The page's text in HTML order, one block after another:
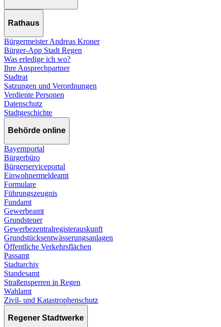
Rathaus
Bürgermeister Andreas Kroner
Bürger-App Stadt Regen
Was erledige ich wo?
Ihre Ansprechpartner
Stadtrat
Satzungen und Verordnungen
Verdiente Personen
Datenschutz
Stadtgeschichte
Behörde online
Bayernportal
Bürgerbüro
Bürgerserviceportal
Einwohnermeldeamt
Formulare
Führungszeugnis
Fundamt
Gewerbeamt
Grundsteuer
Gewerbezentralregisterauskunft
Grundstücksentwässerungsanlagen
Öffentliche Verkehrsflächen
Passamt
Stadtarchiv
Standesamt
Straßensperren in Regen
Wahlamt
Zivil- und Katastrophenschutz
Regener Stadtwerke